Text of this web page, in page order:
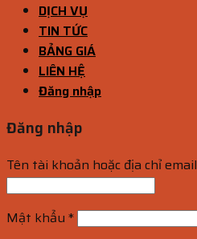
DỊCH VỤ
TIN TỨC
BẢNG GIÁ
LIÊN HỆ
Đăng nhập
Đăng nhập
Tên tài khoản hoặc địa chỉ email
Mật khẩu *